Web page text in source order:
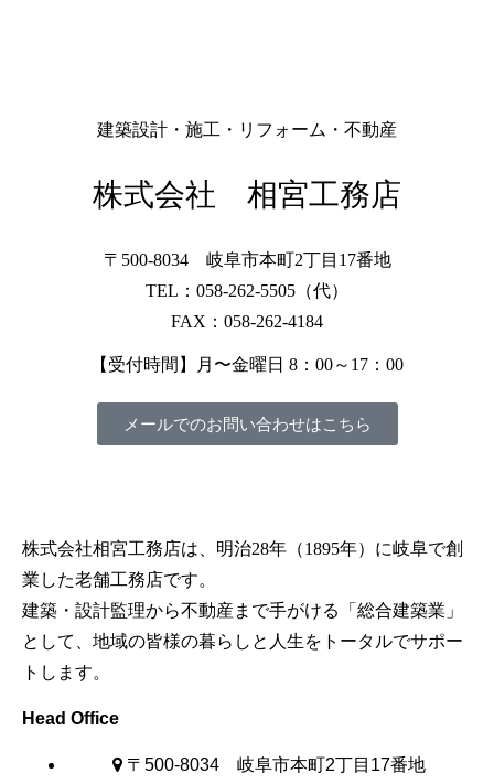
建築設計・施工・リフォーム・不動産
株式会社 相宮工務店
〒500-8034 岐阜市本町2丁目17番地
TEL：058-262-5505（代）
FAX：058-262-4184
【受付時間】月〜金曜日 8：00～17：00
メールでのお問い合わせはこちら
株式会社相宮工務店は、 明治28年（1895年）に岐阜で創
業した老舗工務店です。
建築・設計監理から不動産まで手がける「総合建築業」
として、地域の皆様の暮らしと人生をトータルでサポー
トします。
Head Office
〒500-8034 岐阜市本町2丁目17番地